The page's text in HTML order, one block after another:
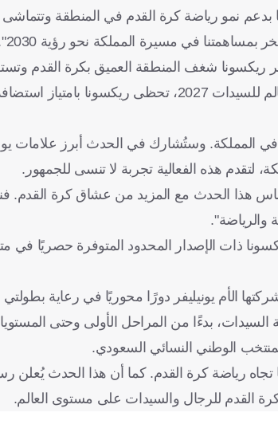
تجسد التزامنا بدعم نمو رياضة كرة القدم في المنطقة
في مسيرة المملكة نحو رؤية 2030".
الانطلاقة الرسمية لطريق كأس العالم 2026، حيث تستثمر ريكسونا شغف المنطقة العميق بكرة
شراكتها المتميزة مع الفيفا. وبصفتها الراعي الرسمي لكأس العالم 2026 وكأس العالم للسيدات 2027،
في المملكة. وستُشارك في الحدث أبرز علامات
هذه الفعالية تجربة لا تنسى للجمهور.
هذا الحدث مع المزيد من عشاق كرة القدم.
والرياضة".
ذات الإصدار المحدود المتوفرة حصريًا في
الأم يونيليفر دورًا محوريًا في رعاية
الداعمين لرياضة السيدات، بدءًا من المراحل الأولى وحتى
الوطني النسائي السعودي.
تجاه رياضة كرة القدم. كما أن هذا الحدث يُعلن